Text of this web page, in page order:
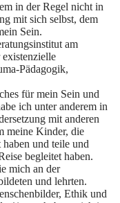
in der Regel nicht in
mit sich selbst, dem
Sein.
am
Pädagogik,
für mein Sein und
ich unter anderem in
mit anderen
meine Kinder, die
und teile und
begleitet haben.
mich an der
und lehrten.
Ethik und